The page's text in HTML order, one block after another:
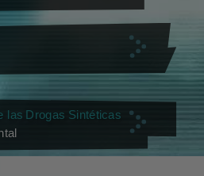
las Drogas Sintéticas